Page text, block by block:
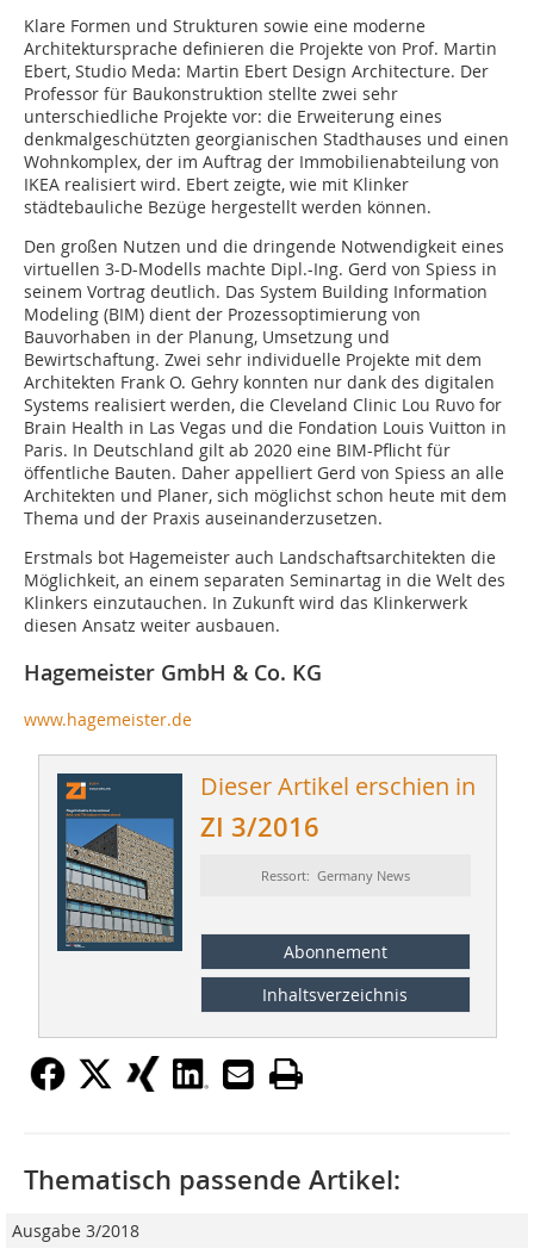
Klare Formen und Strukturen sowie eine moderne
Architektursprache definieren die Projekte von Prof. Martin
Ebert, Studio Meda: Martin Ebert Design Architecture. Der
Professor für Baukonstruktion stellte zwei sehr
unterschiedliche Projekte vor: die Erweiterung eines
denkmalgeschützten georgianischen Stadthauses und einen
Wohnkomplex, der im Auftrag der Immobilienabteilung von
IKEA realisiert wird. Ebert zeigte, wie mit Klinker
städtebauliche Bezüge hergestellt werden können.
Den großen Nutzen und die dringende Notwendigkeit eines
virtuellen 3-D-Modells machte Dipl.-Ing. Gerd von Spiess in
seinem Vortrag deutlich. Das System Building Information
Modeling (BIM) dient der Prozessoptimierung von
Bauvorhaben in der Planung, Umsetzung und
Bewirtschaftung. Zwei sehr individuelle Projekte mit dem
Architekten Frank O. Gehry konnten nur dank des digitalen
Systems realisiert werden, die Cleveland Clinic Lou Ruvo for
Brain Health in Las Vegas und die Fondation Louis Vuitton in
Paris. In Deutschland gilt ab 2020 eine BIM-Pflicht für
öffentliche Bauten. Daher appelliert Gerd von Spiess an alle
Architekten und Planer, sich möglichst schon heute mit dem
Thema und der Praxis auseinanderzusetzen.
Erstmals bot Hagemeister auch Landschaftsarchitekten die
Möglichkeit, an einem separaten Seminartag in die Welt des
Klinkers einzutauchen. In Zukunft wird das Klinkerwerk
diesen Ansatz weiter ausbauen.
Hagemeister GmbH & Co. KG
www.hagemeister.de
Dieser Artikel erschien in
ZI 3/2016
Ressort: Germany News
Abonnement
Inhaltsverzeichnis
Thematisch passende Artikel:
Ausgabe 3/2018